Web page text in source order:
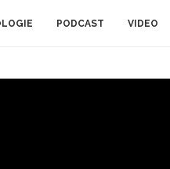
PODCAST VIDEO